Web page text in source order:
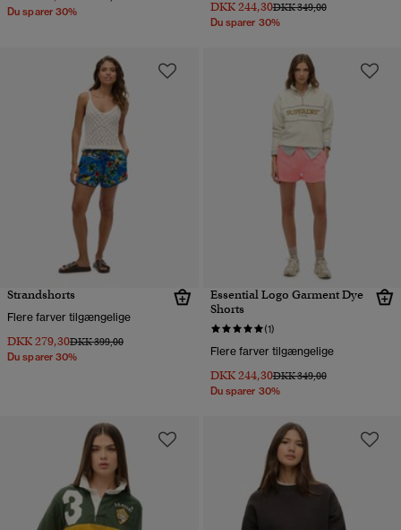
Du sparer 30%
DKK 244,30Pris nedsat fra
DKK 349,00til
Du sparer 30%
Strandshorts
Flere farver tilgængelige
DKK 279,30Pris nedsat fra
DKK 399,00til
Du sparer 30%
Essential Logo Garment Dye
Shorts
(1)
Flere farver tilgængelige
DKK 244,30Pris nedsat fra
DKK 349,00til
Du sparer 30%